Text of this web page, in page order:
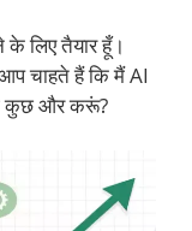
लिए तैयार हूँ।
चाहते हैं कि मैं AI
कुछ और करूं?